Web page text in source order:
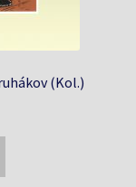
(Kol.)